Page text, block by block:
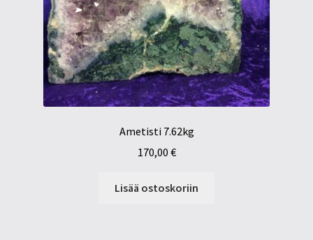
Ametisti 7.62kg
170,00 €
Lisää ostoskoriin